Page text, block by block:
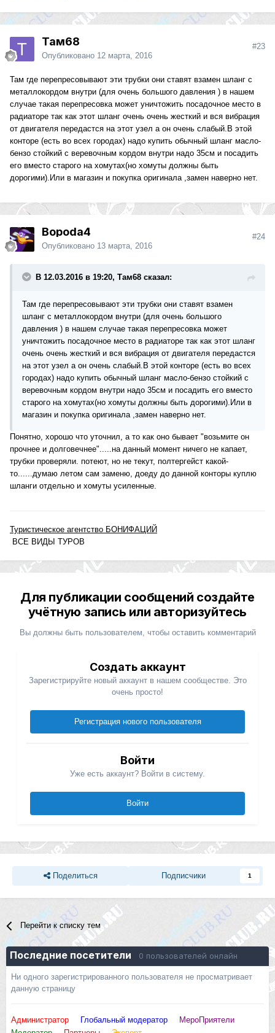
Там68
Опубликовано 12 марта, 2016
#23
Там где перепресовывают эти трубки они ставят взамен шланг с
металлокордом внутри (для очень большого давления ) в нашем
случае такая перепресовка может уничтожить посадочное место в
радиаторе так как этот шланг очень очень жесткий и вся вибрация
от двигателя передастся на этот узел а он очень слабый.В этой
конторе (есть во всех городах) надо купить обычный шланг масло-
бензо стойкий с веревочным кордом внутри надо 35см и посадить
его вместо старого на хомутах(но хомуты должны быть
дорогими).Или в магазин и покупка оригинала ,замен наверно нет.
Bopoda4
Опубликовано 13 марта, 2016
#24
В 12.03.2016 в 19:20, Там68 сказал:
Там где перепресовывают эти трубки они ставят взамен
шланг с металлокордом внутри (для очень большого
давления ) в нашем случае такая перепресовка может
уничтожить посадочное место в радиаторе так как этот шланг
очень очень жесткий и вся вибрация от двигателя передастся
на этот узел а он очень слабый.В этой конторе (есть во всех
городах) надо купить обычный шланг масло-бензо стойкий с
веревочным кордом внутри надо 35см и посадить его вместо
старого на хомутах(но хомуты должны быть дорогими).Или в
магазин и покупка оригинала ,замен наверно нет.
Понятно, хорошо что уточнил, а то как оно бывает "возьмите он
прочнее и долговечнее".....на данный момент ничего не капает,
трубки проверяли. потеют, но не текут, полтергейст какой-
то......думаю летом сам заменю, доеду до данной конторы куплю
шланги отдельно и хомуты усиленные.
Туристическое агентство БОНИФАЦИЙ
ВСЕ ВИДЫ ТУРОВ
Для публикации сообщений создайте
учётную запись или авторизуйтесь
Вы должны быть пользователем, чтобы оставить комментарий
Создать аккаунт
Зарегистрируйте новый аккаунт в нашем сообществе. Это
очень просто!
Регистрация нового пользователя
Войти
Уже есть аккаунт? Войти в систему.
Войти
Поделиться Подписчики 1
Перейти к списку тем
Последние посетители 0 пользователей онлайн
Ни одного зарегистрированного пользователя не просматривает
данную страницу
Администратор Глобальный модератор
МероПриятели